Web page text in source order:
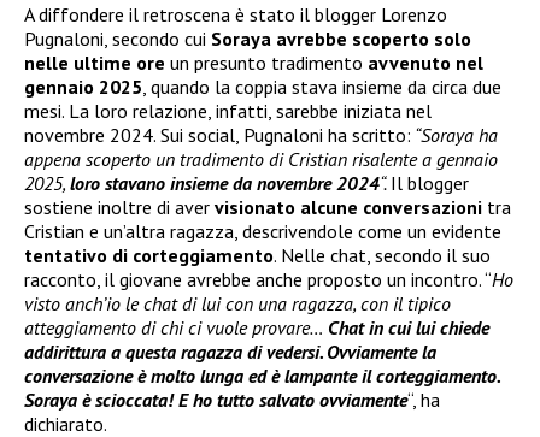
A diffondere il retroscena è stato il blogger Lorenzo
Pugnaloni, secondo cui Soraya avrebbe scoperto solo
nelle ultime ore un presunto tradimento avvenuto nel
gennaio 2025 , quando la coppia stava insieme da circa due
mesi. La loro relazione, infatti, sarebbe iniziata nel
novembre 2024. Sui social, Pugnaloni ha scritto: “Soraya ha
appena scoperto un tradimento di Cristian risalente a gennaio
2025, loro stavano insieme da novembre 2024“. Il blogger
sostiene inoltre di aver visionato alcune conversazioni tra
Cristian e un’altra ragazza, descrivendole come un evidente
tentativo di corteggiamento. Nelle chat, secondo il suo
racconto, il giovane avrebbe anche proposto un incontro. “Ho
visto anch’io le chat di lui con una ragazza, con il tipico
atteggiamento di chi ci vuole provare… Chat in cui lui chiede
addirittura a questa ragazza di vedersi. Ovviamente la
conversazione è molto lunga ed è lampante il corteggiamento.
Soraya è scioccata! E ho tutto salvato ovviamente“, ha
dichiarato.